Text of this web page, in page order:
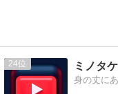
24 ミノタ
身の丈に